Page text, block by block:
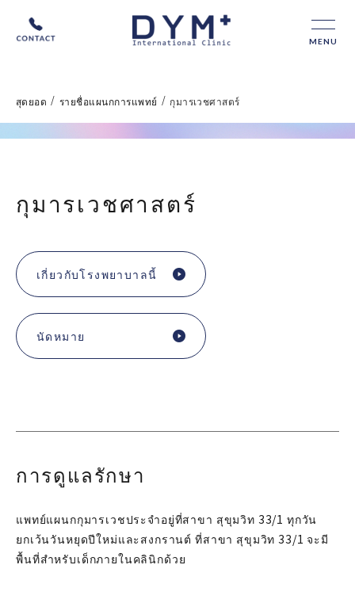
MENU
สุดยอด / รายชื่อแผนกการแพทย์ / กุมารเวชศาสตร์
กุมารเวชศาสตร์
เกี่ยวกับโรงพยาบาลนี้
นัดหมาย
การดูแลรักษา
แพทย์แผนกกุมารเวชประจำอยู่ที่สาขา สุขุมวิท 33/1 ทุกวัน
ยกเว้นวันหยุดปีใหม่และสงกรานต์ ที่สาขา สุขุมวิท 33/1 จะมี
พื้นที่สำหรับเด็กภายในคลินิกด้วย